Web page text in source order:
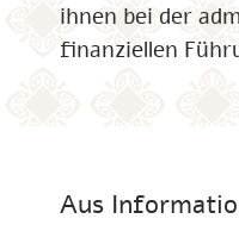
ihnen bei der
finanziellen
Aus